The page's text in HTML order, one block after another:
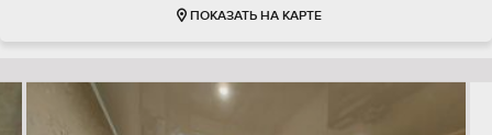
ПОКАЗАТЬ НА КАРТЕ